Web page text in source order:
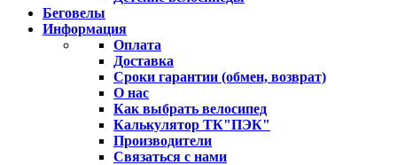
Беговелы
Информация
Оплата
Доставка
Сроки гарантии (обмен, возврат)
О нас
Как выбрать велосипед
Калькулятор ТК"ПЭК"
Производители
Связаться с нами